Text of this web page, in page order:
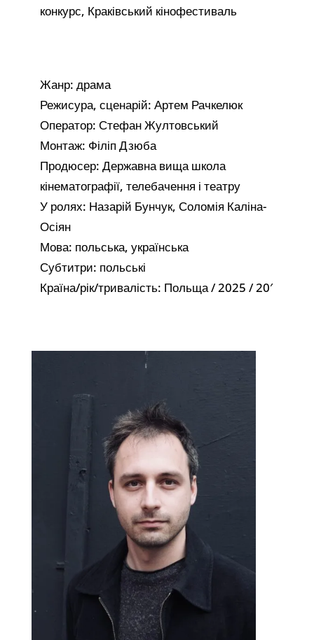
конкурс, Краківський кінофестиваль
Жанр: драма
Режисура, сценарій: Артем Рачкелюк
Оператор: Стефан Жултовський
Монтаж: Філіп Дзюба
Продюсер: Державна вища школа
кінематографії, телебачення і театру
У ролях: Назарій Бунчук, Соломія Каліна-
Осіян
Мова: польська, українська
Субтитри: польські
Країна/рік/тривалість: Польща / 2025 / 20′